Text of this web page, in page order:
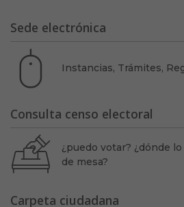
Sede electrónica
Instancias, Trámites,
Consulta censo electoral
¿puedo votar? ¿dónde
de mesa?
Carpeta ciudadana